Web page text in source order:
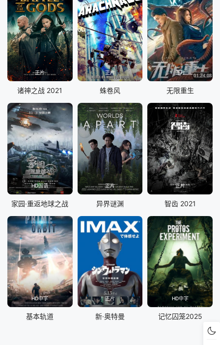
正片
诸神之战 2021
正片
蛛卷风
正片
无限重生
HD国语
家园·重返地球之战
正片
异界谜渊
正片
智齿 2021
HD中字
基本轨道
正片
新·奥特曼
HD中字
记忆囚笼2025